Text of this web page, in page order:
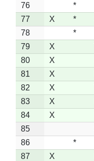
76
*
77
X *
78
*
79
X
80
X
81
X
82
X
83
X
84
X
85
86
*
87
X